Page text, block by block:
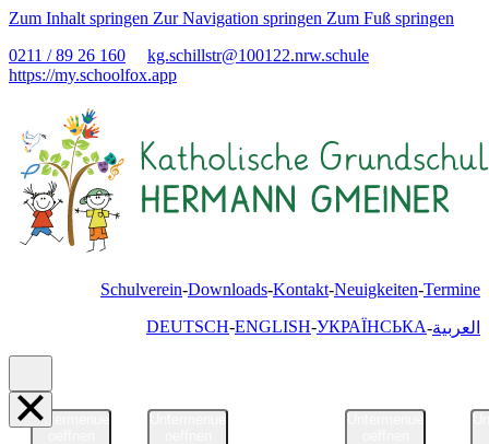
Zum Inhalt springen Zur Navigation springen Zum Fuß springen
0211 / 89 26 160
kg.schillstr@100122.nrw.schule
https://my.schoolfox.app
Schulverein Downloads Kontakt Neuigkeiten Termine
DEUTSCH ENGLISH УКРАЇНСЬКА العربية
Untermenue